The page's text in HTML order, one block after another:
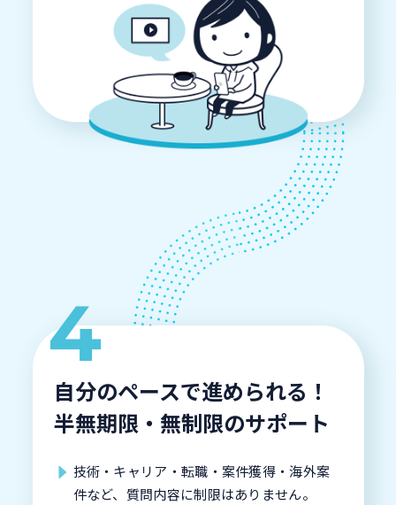
自分のペースで進められる！
半無期限・無制限のサポート
技術・キャリア・転職・案件獲得・海外案
件など、質問内容に制限はありません。